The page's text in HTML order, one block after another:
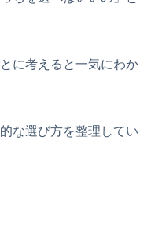
に考えると一気にわか
な選び方を整理してい